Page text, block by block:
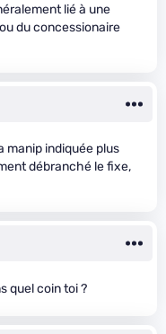
lié à une
du concessionaire
manip indiquée plus
débranché le fixe,
quel coin toi ?